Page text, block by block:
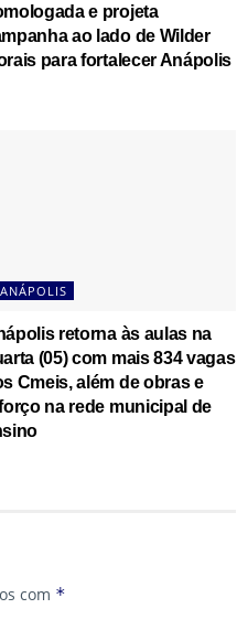
e projeta
ao lado de Wilder
para fortalecer Anápolis
ANÁPOLIS
retorna às aulas na
(05) com mais 834 vagas
Cmeis, além de obras e
na rede municipal de
com *